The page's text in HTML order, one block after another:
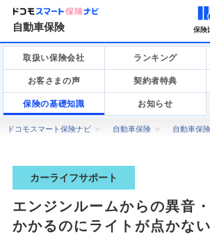
自動車保険 保険
取扱い保険会社 ランキング
お客さまの声 契約者特典
保険の基礎知識 お知らせ
ドコモスマート保険ナビ 自動車保険 自動車保
カーライフサポート
エンジンルームからの異音
かかるのにライトが点かない